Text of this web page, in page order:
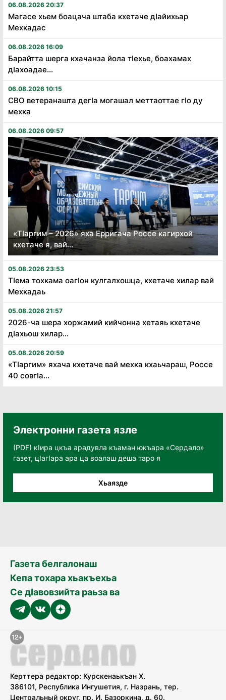
06.08.2026 20:37
Магасе хьем боацача штаба кхетаче дӏайихьар
Мехкадас
06.08.2026 16:09
Барайтта шерга кхачанза йола тӏехье, боахамах
дӏахоадае...
06.08.2026 10:15
СВО ветеранашта дегӏа могашал меттаоттае гӏо ду
мехка
06.08.2026 09:57
«Тӏаргим – 2026» яха Ерригача Россе кагирхой
кхетаче я, вай...
05.08.2026 23:53
Тӏема тохкама оагӏон кулгалхошца, кхетаче хилар вай
Мехкадаь
05.08.2026 21:57
2026-ча шера хоржамий кийчонна хетаяь кхетаче
дӏахьош хилар...
05.08.2026 20:59
«Тӏаргим» яхача кхетаче вай мехка кхаьчараш, Россе
40 совгӏа...
Электронни газета язле
(PDF) кӀира цкъа арадувла къаман юкъара «Сердало»
газет, цӀагӀара ара ца воалаш деша таро я
Хьаязде
Газета белгалонаш
Кепа тохара хьакъехьа
Се дӀавовзийта раьза ва
Керттера редактор: Курскенаькъан Х.
386101, Республика Ингушетия, г. Назрань, тер.
Центральный округ, пр. И. Базоркина, д. 60.